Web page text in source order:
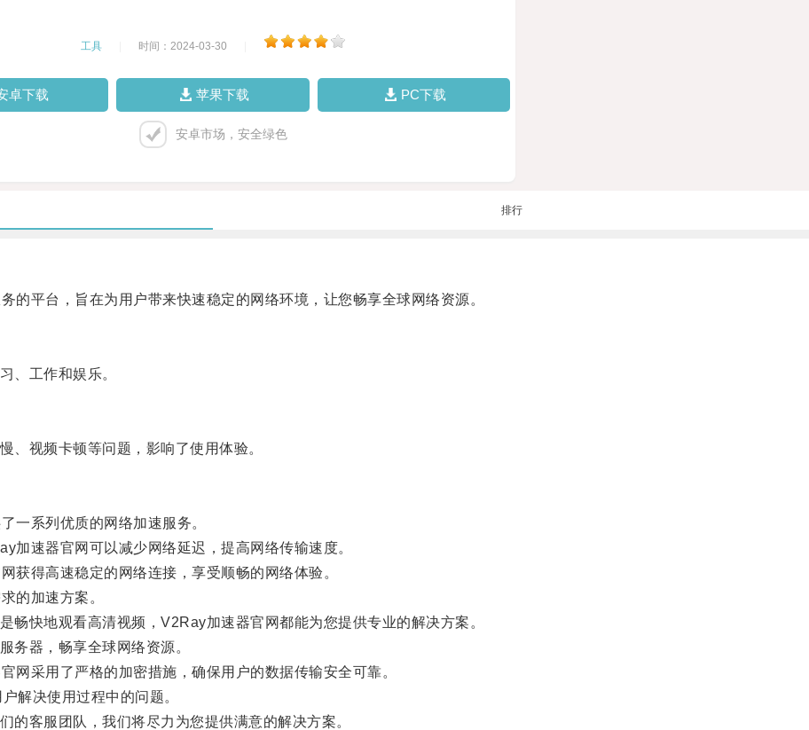
工具 时间：2024-03-30
卓下载 苹果下载 PC下载
安卓市场，安全绿色
排行
平台，旨在为用户带来快速稳定的网络环境，让您畅享全球网络资源。
工作和娱乐。
视频卡顿等问题，影响了使用体验。
系列优质的网络加速服务。
速器官网可以减少网络延迟，提高网络传输速度。
得高速稳定的网络连接，享受顺畅的网络体验。
的加速方案。
快地观看高清视频，V2Ray加速器官网都能为您提供专业的解决方案。
器，畅享全球网络资源。
采用了严格的加密措施，确保用户的数据传输安全可靠。
决使用过程中的问题。
客服团队，我们将尽力为您提供满意的解决方案。